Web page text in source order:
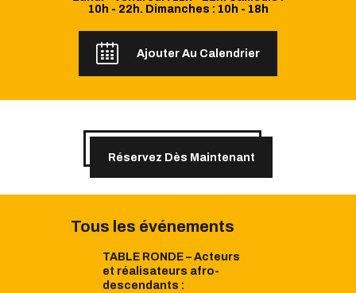
10h - 22h. Dimanches : 10h - 18h
Ajouter Au Calendrier
Réservez Dès Maintenant
Tous les événements
TABLE RONDE – Acteurs
et réalisateurs afro-
descendants :